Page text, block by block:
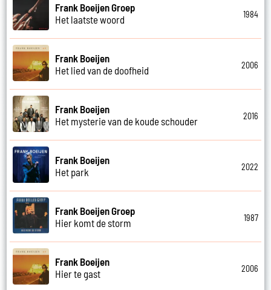
Frank Boeijen Groep
Het laatste woord
1984
Frank Boeijen
Het lied van de doofheid
2006
Frank Boeijen
Het mysterie van de koude schouder
2016
Frank Boeijen
Het park
2022
Frank Boeijen Groep
Hier komt de storm
1987
Frank Boeijen
Hier te gast
2006